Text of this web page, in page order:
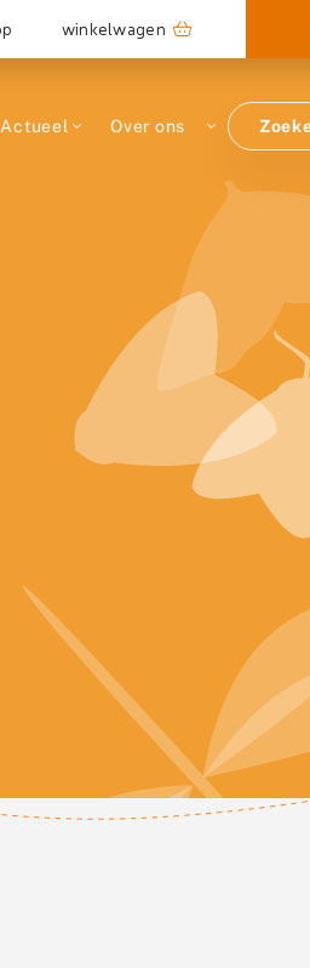
winkelwagen
Actueel Over ons